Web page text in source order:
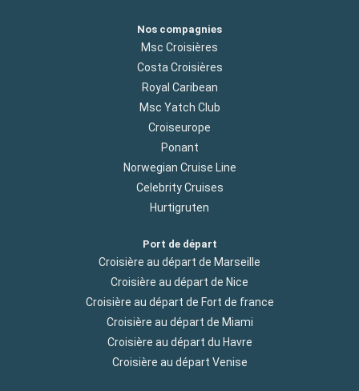
Nos compagnies
Msc Croisières
Costa Croisières
Royal Caribean
Msc Yatch Club
Croiseurope
Ponant
Norwegian Cruise Line
Celebrity Cruises
Hurtigruten
Port de départ
Croisière au départ de Marseille
Croisière au départ de Nice
Croisière au départ de Fort de france
Croisière au départ de Miami
Croisière au départ du Havre
Croisière au départ Venise